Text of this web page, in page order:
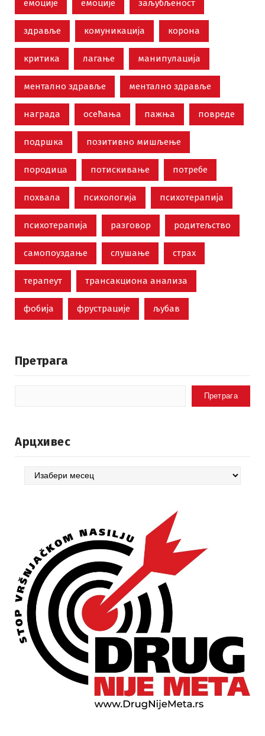
емоције емоције заљубљеност
здравље комуникација корона
критика лагање манипулација
ментално здравље ментално здравље
награда осећања пажња повреде
подршка позитивно мишљење
породица потискивање потребе
похвала психологија психотерапија
психотерапија разговор родитељство
самопоуздање слушање страх
терапеут трансакциона анализа
фобија фрустрације љубав
Претрага
Претрага
Арцхивес
Арцхивес